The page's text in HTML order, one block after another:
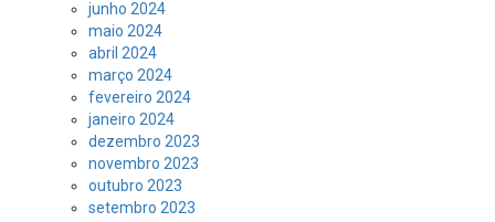
junho 2024
maio 2024
abril 2024
março 2024
fevereiro 2024
janeiro 2024
dezembro 2023
novembro 2023
outubro 2023
setembro 2023